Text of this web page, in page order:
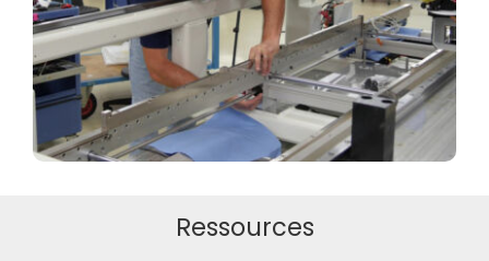
Ressources